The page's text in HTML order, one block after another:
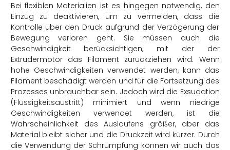
Bei flexiblen Materialien ist es hingegen notwendig, den
Einzug zu deaktivieren, um zu vermeiden, dass die
Kontrolle über den Druck aufgrund der Verzögerung der
Bewegung verloren geht. Sie müssen auch die
Geschwindigkeit berücksichtigen, mit der der
Extrudermotor das Filament zurückziehen wird. Wenn
hohe Geschwindigkeiten verwendet werden, kann das
Filament beschädigt werden und für die Fortsetzung des
Prozesses unbrauchbar sein. Jedoch wird die Exsudation
(Flüssigkeitsaustritt) minimiert und wenn niedrige
Geschwindigkeiten verwendet werden, ist die
Wahrscheinlichkeit des Auslaufens größer, aber das
Material bleibt sicher und die Druckzeit wird kürzer. Durch
die Verwendung der Schrumpfung können wir auch das